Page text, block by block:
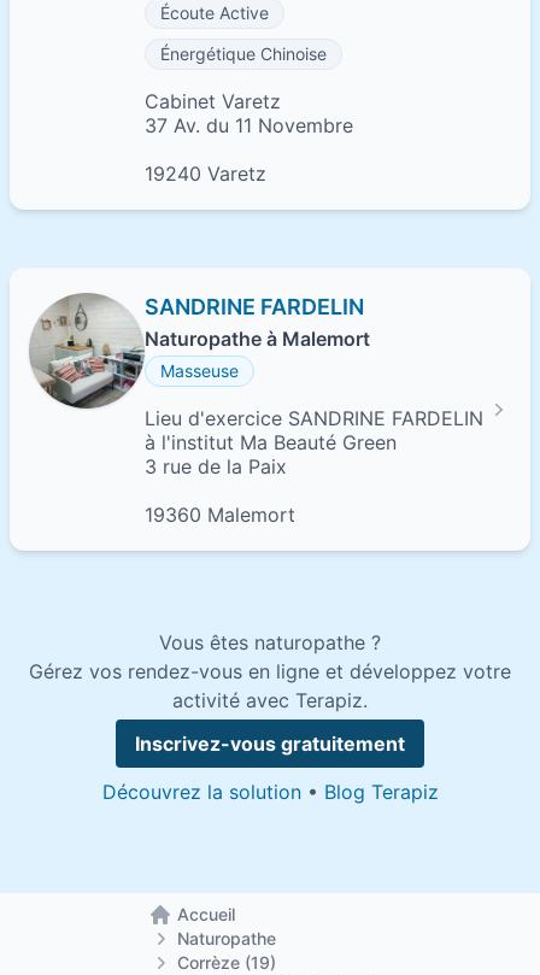
Écoute Active
Énergétique Chinoise
Cabinet Varetz
37 Av. du 11 Novembre
19240 Varetz
SANDRINE FARDELIN
Naturopathe à Malemort
Masseuse
Lieu d'exercice SANDRINE FARDELIN
à l'institut Ma Beauté Green
3 rue de la Paix
19360 Malemort
Vous êtes naturopathe ?
Gérez vos rendez-vous en ligne et développez votre
activité avec Terapiz.
Inscrivez-vous gratuitement
Découvrez la solution• Blog Terapiz
Accueil
Retour à la page d'accueil
Naturopathe
Corrèze (19)